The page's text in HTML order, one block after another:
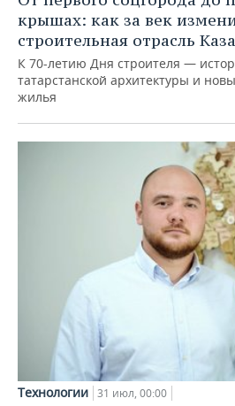
крышах: как за век
строительная отрасль
К 70-летию Дня строителя —
татарстанской архитектуры и
жилья
Технологии 31 июл, 00:00